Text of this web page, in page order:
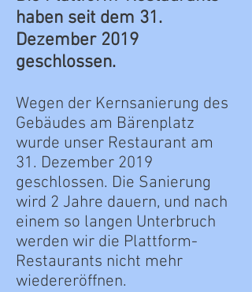
haben seit dem 31.
Dezember 2019
geschlossen.
Wegen der Kernsanierung des
Gebäudes am Bärenplatz
wurde unser Restaurant am
31. Dezember 2019
geschlossen. Die Sanierung
wird 2 Jahre dauern, und nach
einem so langen Unterbruch
werden wir die Plattform-
Restaurants nicht mehr
wiedereröffnen.